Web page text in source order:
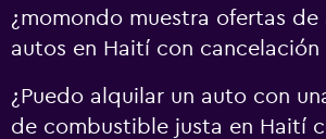
¿momondo muestra ofertas
autos en Haití con cancelación
¿Puedo alquilar un auto con
de combustible justa en Haití